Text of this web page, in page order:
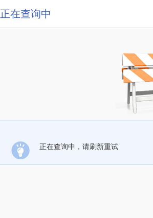
正在查询中
正在查询中，请刷新重试